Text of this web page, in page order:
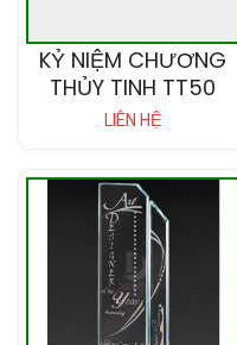
KỶ NIỆM CHƯƠNG
THỦY TINH TT50
LIÊN HỆ